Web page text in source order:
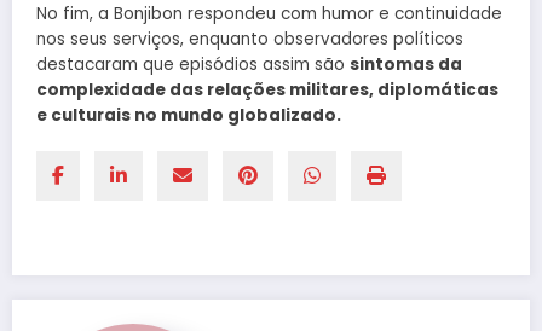
No fim, a Bonjibon respondeu com humor e continuidade
nos seus serviços, enquanto observadores políticos
destacaram que episódios assim são sintomas da
complexidade das relações militares, diplomáticas
e culturais no mundo globalizado.